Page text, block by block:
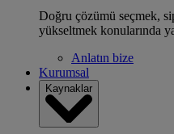
Doğru çözümü seçmek,
yükseltmek konularında
Anlatın bize
Kurumsal
Kaynaklar